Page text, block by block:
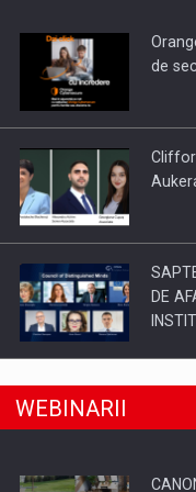
de
DE
WEBINARII